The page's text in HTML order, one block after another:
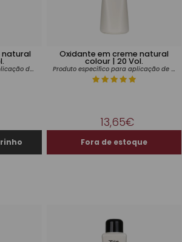
natural
Produto específico para aplicação de tintas
Oxidante em creme natural
colour | 20 Vol.
Produto específico para aplicação de tintas
13,65€